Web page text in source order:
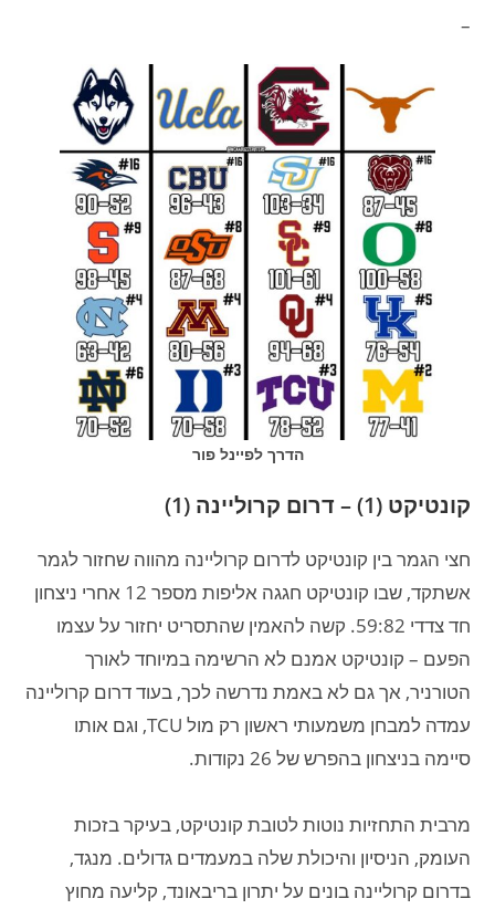
–
הדרך לפיינל פור
קונטיקט (1) – דרום קרוליינה (1)
חצי הגמר בין קונטיקט לדרום קרוליינה מהווה שחזור לגמר
אשתקד, שבו קונטיקט חגגה אליפות מספר 12 אחרי ניצחון
חד צדדי 59:82. קשה להאמין שהתסריט יחזור על עצמו
הפעם – קונטיקט אמנם לא הרשימה במיוחד לאורך
הטורניר, אך גם לא באמת נדרשה לכך, בעוד דרום קרוליינה
עמדה למבחן משמעותי ראשון רק מול TCU, וגם אותו
סיימה בניצחון בהפרש של 26 נקודות.
מרבית התחזיות נוטות לטובת קונטיקט, בעיקר בזכות
העומק, הניסיון והיכולת שלה במעמדים גדולים. מנגד,
בדרום קרוליינה בונים על יתרון בריבאונד, קליעה מחוץ